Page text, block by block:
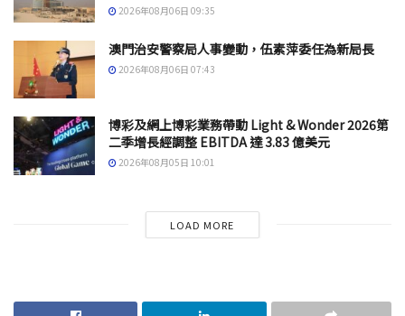
2026年08月06日 09:35
澳門治安警察局人事變動，伍素萍委任為新局長
2026年08月06日 07:43
博彩及網上博彩業務帶動 Light & Wonder 2026第
二季增長經調整 EBITDA 達 3.83 億美元
2026年08月05日 10:01
LOAD MORE